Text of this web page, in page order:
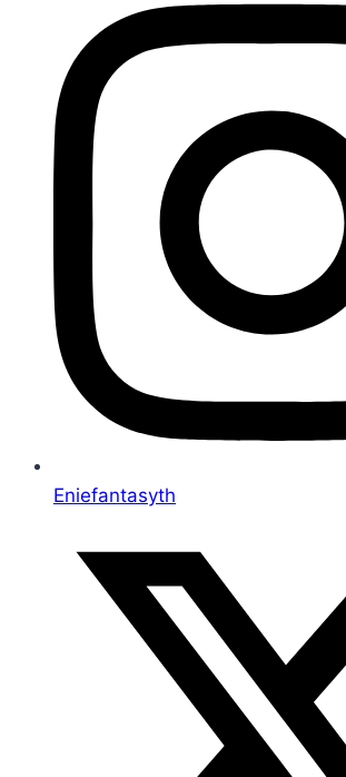
Eniefantasyth